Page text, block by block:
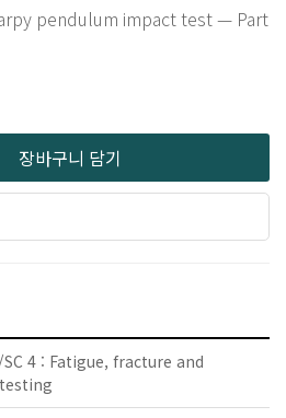
pendulum impact test — Part
장바구니 담기
SC 4 : Fatigue, fracture and